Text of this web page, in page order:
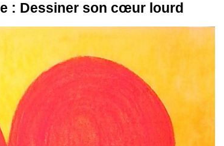
: Dessiner son cœur lourd